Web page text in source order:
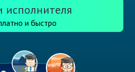
исполнителя
и быстро